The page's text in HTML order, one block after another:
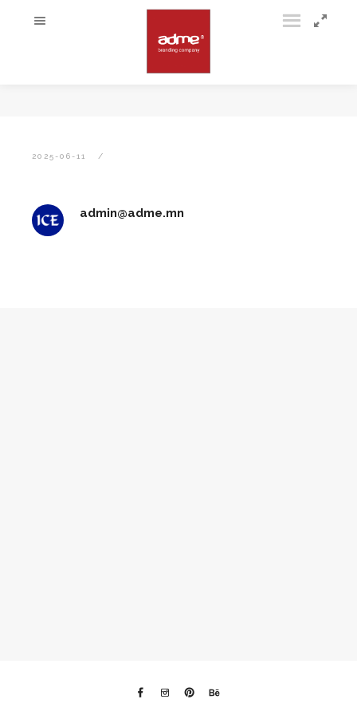
2025-06-11
admin@adme.mn